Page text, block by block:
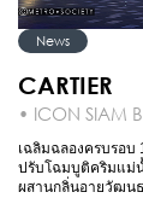
News
CARTIER
• ICON SIAM
เฉลิมฉลองครบรอบ
ปรับโฉมบูติคริมแม่
ผสานกลิ่นอายวัฒนธ